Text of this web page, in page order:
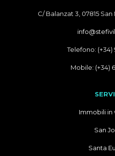
C/ Balanzat 3, 07815
Telefono: (+34)
Mobile: (+34)
Immobili in
San
Santa